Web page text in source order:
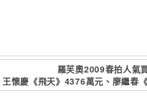
羅芙奧2009春拍人氣
王懷慶《飛天》4376萬元、廖繼春